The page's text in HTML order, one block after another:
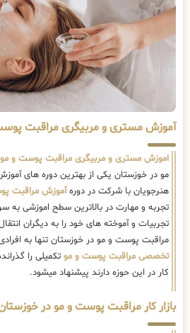
آموزش مستری و مربیگری مراقبت
اموزش مستری و مربیگری مراقبت پوست و مو
مو در خوزستان یکی از بهترین دوره های
هنرجویان با شرکت در دورهآموزش مراقبت
تجربه و مهارت در بالاترین سطح اموزشی به
تجربیات و آموخته های خود را به دیگران
مراقبت پوست و مو در خوزستان تنها به
تخصصی مراقبت پوست و مو
کار در این حوزه دارند پیشنهاد میشود.
بازار کار مراقبت پوست و مو در